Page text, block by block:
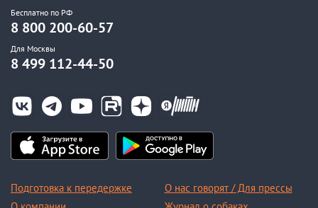
Бесплатно по РФ
8 800 200-60-57
Для Москвы
8 499 112-44-50
Подготовка к передержке
О нас говорят / Для прессы